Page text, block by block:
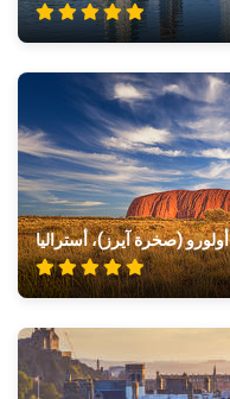
أولورو (صخرة آيرز)، أستراليا